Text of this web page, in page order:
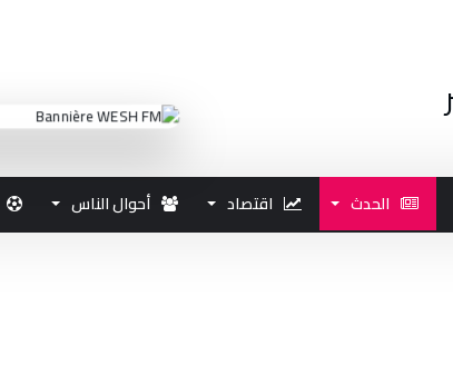
الحدث اقتصاد أحوال الناس